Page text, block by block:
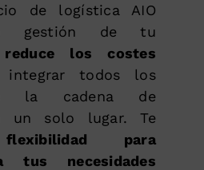
de logística AIO
gestión de tu
reduce los costes
integrar todos los
la cadena de
un solo lugar. Te
flexibilidad para
tus necesidades